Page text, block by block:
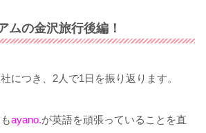
ムの金沢旅行後編！
につき、 2人で1 日を振り返ります。
ayano.が英語を頑張っていることを直